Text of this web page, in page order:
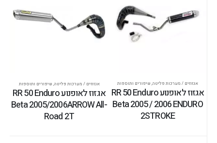
אגזוזים / מערכות פליטה, שיפורים ותוספות
אגזוז לאופנוע RR 50 Enduro
Beta 2005 / 2006 ENDURO
2STROKE
אגזוזים / מערכות פליטה, שיפורים ותוספות
אגזוז לאופנוע RR 50 Enduro
Beta 2005/2006ARROW All-
Road 2T